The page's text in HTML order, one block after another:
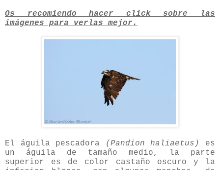
Os recomiendo hacer click sobre las
imágenes para verlas mejor.
El águila pescadora (Pandion haliaetus) es
un águila de tamaño medio, la parte
superior es de color castaño oscuro y la